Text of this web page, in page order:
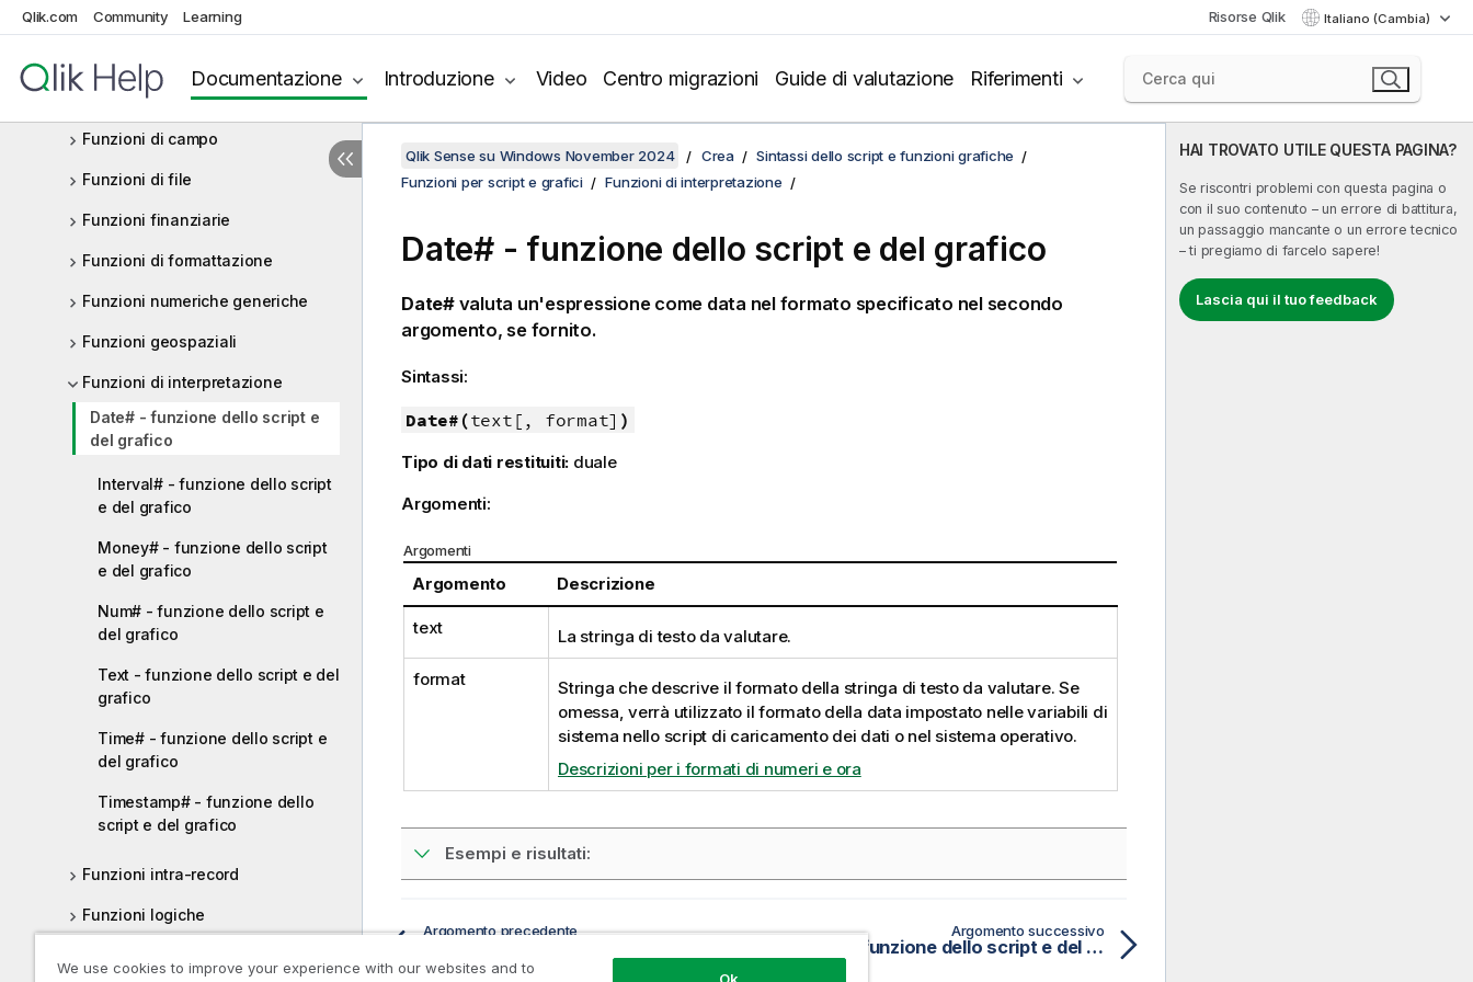
Qlik.com Community Learning Risorse Qlik Italiano (Cambia)
Documentazione Introduzione Video Centro migrazioni Guide di valutazione Riferimenti
Funzioni data e ora
Funzioni esponenziali e
logaritmiche
Funzioni di campo
Funzioni di file
Funzioni finanziarie
Funzioni di formattazione
Funzioni numeriche generiche
Funzioni geospaziali
Funzioni di interpretazione
Date# - funzione dello script e
del grafico
Interval# - funzione dello script
e del grafico
Money# - funzione dello script
e del grafico
Num# - funzione dello script e
del grafico
Text - funzione dello script e del
grafico
Time# - funzione dello script e
del grafico
Timestamp# - funzione dello
script e del grafico
Funzioni intra-record
Funzioni logiche
HAI TROVATO UTILE QUESTA PAGINA?
Se riscontri problemi con questa pagina o
con il suo contenuto – un errore di battitura,
un passaggio mancante o un errore tecnico
– ti pregiamo di farcelo sapere!
Lascia qui il tuo feedback
Qlik Sense su Windows November 2024 Crea
Sintassi dello script e funzioni grafiche
Funzioni per script e grafici
Funzioni di interpretazione
Date# - funzione dello script e del grafico
Date#valuta un'espressione come data nel formato specificato nel secondo
argomento, se fornito.
Sintassi:
Date#(text[, format] )
Tipo di dati restituiti: duale
Argomenti:
Argomenti
Argomento Descrizione
text La stringa di testo da valutare.
format
Stringa che descrive il formato della stringa di testo da valutare. Se
omessa, verrà utilizzato il formato della data impostato nelle variabili di
sistema nello script di caricamento dei dati o nel sistema operativo.
Descrizioni per i formati di numeri e ora
Esempi e risultati:
Argomento precedente Argomento successivo
Interval# - funzione dello script e del grafico
We use cookies to improve your experience with our websites and to